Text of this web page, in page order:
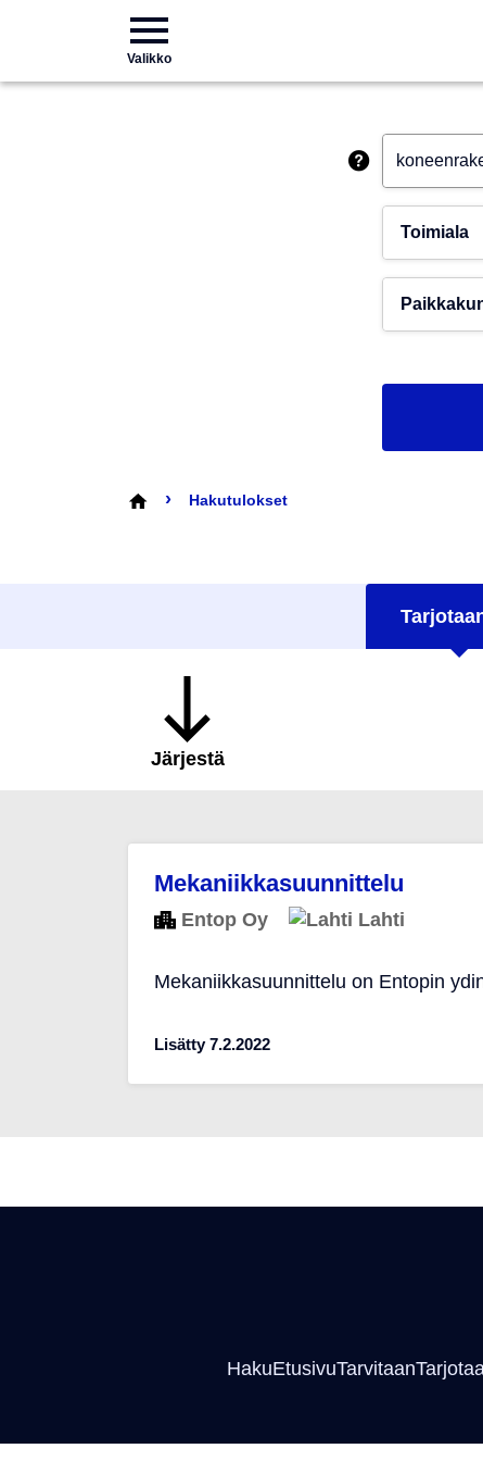
Valikko
› Hakutulokset
Järjestä
Mekaniikkasuunnittelu
Entop Oy Lahti
Mekaniikkasuunnittelu on Entopin
Lisätty 7.2.2022
HakuEtusivuTarvitaan